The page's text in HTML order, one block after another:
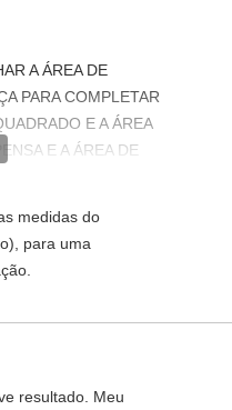
A ÁREA DE
PARA COMPLETAR
E A ÁREA
E A ÁREA DE
QUARTOS,
medidas do
para uma
resultado. Meu